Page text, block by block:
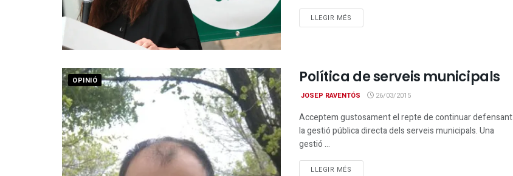
LLEGIR MÉS
OPINIÓ Política de serveis municipals
JOSEP RAVENTÓS 26/03/2015
Acceptem gustosament el repte de continuar defensant
la gestió pública directa dels serveis municipals. Una
gestió ...
LLEGIR MÉS